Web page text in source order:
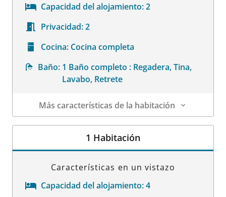
Capacidad del alojamiento:2
Privacidad:2
Cocina: Cocina completa
Baño: 1 Baño completo : Regadera, Tina,
Lavabo, Retrete
Más características de la habitación
Datos de la habitación
1 Habitación
Características en un vistazo
Capacidad del alojamiento:4